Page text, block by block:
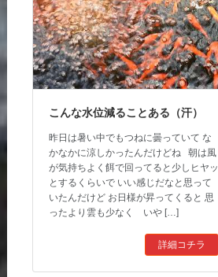
こんな水位減ることある（汗）
昨日は暑い中でもつねに曇っていて な
かなかに涼しかったんだけどね 朝は風
が気持ちよく餌で回ってると少しヒヤッ
とするくらいで いい感じだなと思って
いたんだけど お日様が昇ってくると 思
ったより雲も少なく いや […]
詳細コチラ